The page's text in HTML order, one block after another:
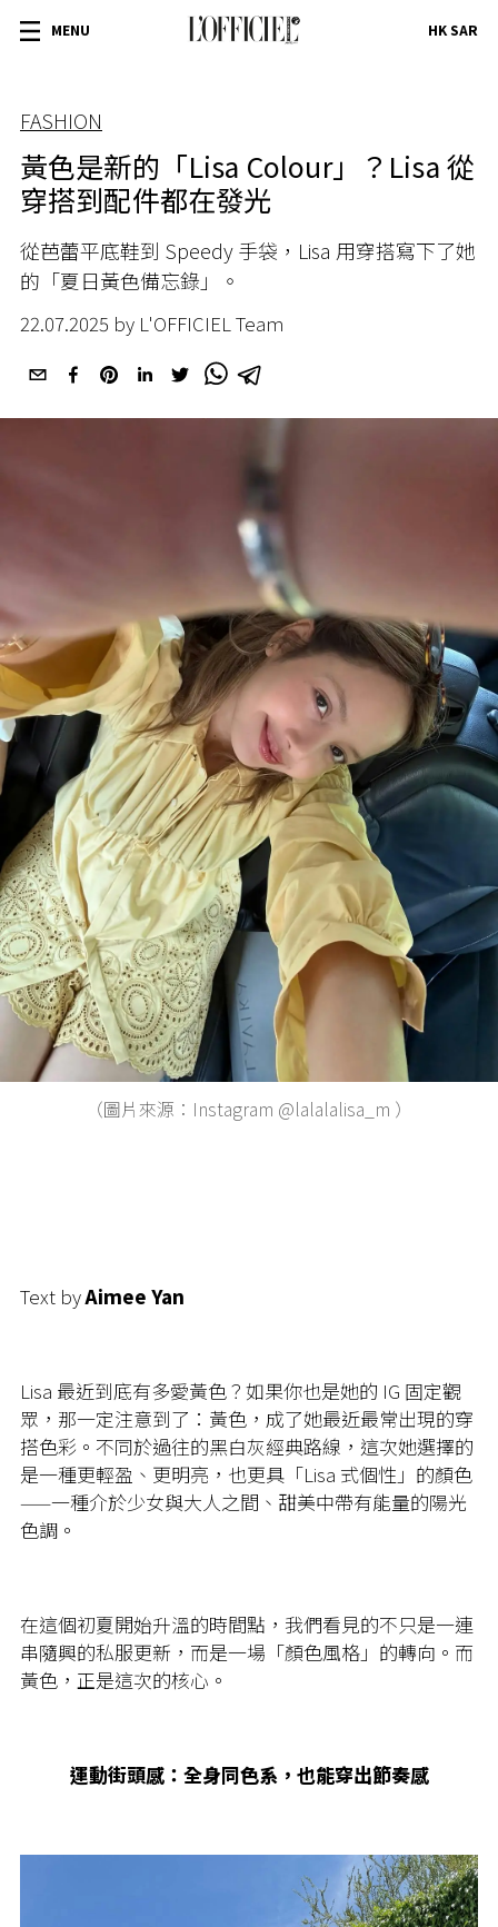
MENU HK SAR
FASHION
黃色是新的「Lisa Colour」？Lisa 從
穿搭到配件都在發光
從芭蕾平底鞋到 Speedy 手袋，Lisa 用穿搭寫下了她
的「夏日黃色備忘錄」。
22.07.2025 by L'OFFICIEL Team
（圖片來源：Instagram @lalalalisa_m ）
Text byAimee Yan
Lisa 最近到底有多愛黃色？如果你也是她的 IG 固定觀
眾，那一定注意到了：黃色，成了她最近最常出現的穿
搭色彩。不同於過往的黑白灰經典路線，這次她選擇的
是一種更輕盈、更明亮，也更具「Lisa 式個性」的顏色
——一種介於少女與大人之間、甜美中帶有能量的陽光
色調。
在這個初夏開始升溫的時間點，我們看見的不只是一連
串隨興的私服更新，而是一場「顏色風格」的轉向。而
黃色，正是這次的核心。
運動街頭感：全身同色系，也能穿出節奏感